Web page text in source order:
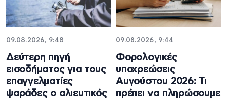
09.08.2026, 9:48
Δεύτερη πηγή
εισοδήματος για τους
επαγγελματίες
ψαράδες ο αλιευτικός
09.08.2026, 9:44
Φορολογικές
υποχρεώσεις
Αυγούστου 2026: Τι
πρέπει να πληρώσουμε